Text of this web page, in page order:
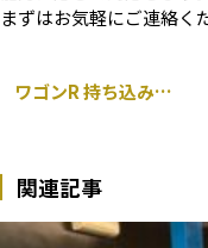
まずはお気軽にご連絡く
ワゴンR 持ち込み タイヤ交換 パッド交換 千葉市
関連記事